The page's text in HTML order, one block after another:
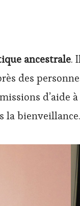
ancestrale.
des
d’aide